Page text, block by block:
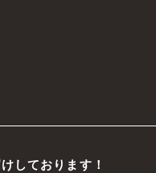
しております！